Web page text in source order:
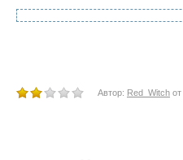
Автор: Red_Witch от